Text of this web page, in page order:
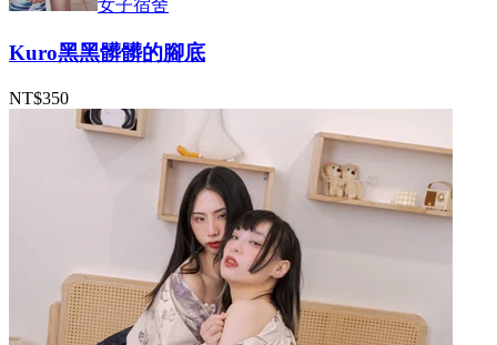
女子宿舍
Kuro黑黑髒髒的腳底
NT$350